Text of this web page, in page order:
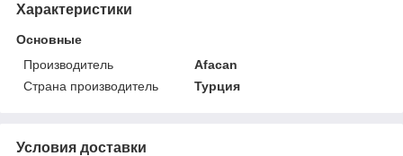
Характеристики
Основные
Производитель
Afacan
Страна производитель
Турция
Условия доставки